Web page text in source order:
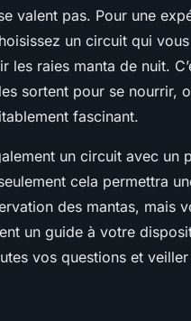
valent pas. Pour une
un circuit qui vous
les raies manta de nuit.
sortent pour se nourrir,
fascinant.
un circuit avec un
cela permettra
des mantas, mais
un guide à votre
vos questions et